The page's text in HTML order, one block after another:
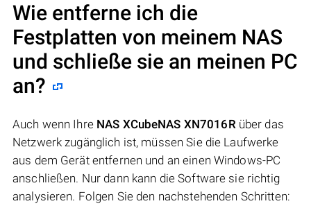
Wie entferne ich die
Festplatten von meinem NAS
und schließe sie an meinen PC
an?
Auch wenn Ihre NAS XCubeNAS XN7016Rüber das
Netzwerk zugänglich ist, müssen Sie die Laufwerke
aus dem Gerät entfernen und an einen Windows-PC
anschließen. Nur dann kann die Software sie richtig
analysieren. Folgen Sie den nachstehenden Schritten: